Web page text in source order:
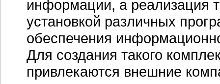
информации, а реализация
установкой различных
обеспечения
Для создания такого
привлекаются внешние